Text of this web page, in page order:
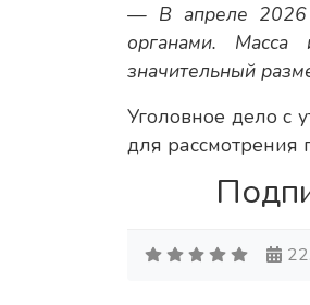
— В апреле 2026
органами. Масса
значительный
Уголовное дело с
для рассмотрения